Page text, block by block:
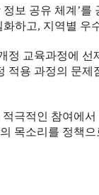
보 공유 체계’를
화하고, 지역별
정 교육과정에
적용 과정의 문
극적인 참여에서
목소리를 정책